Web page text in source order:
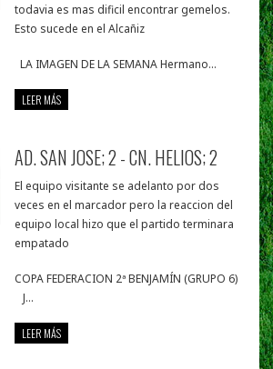
todavia es mas dificil encontrar gemelos.
Esto sucede en el Alcañiz
LA IMAGEN DE LA SEMANA Hermano...
LEER MÁS
AD. SAN JOSE; 2 - CN. HELIOS; 2
El equipo visitante se adelanto por dos
veces en el marcador pero la reaccion del
equipo local hizo que el partido terminara
empatado
COPA FEDERACION 2ª BENJAMÍN (GRUPO 6)
J...
LEER MÁS